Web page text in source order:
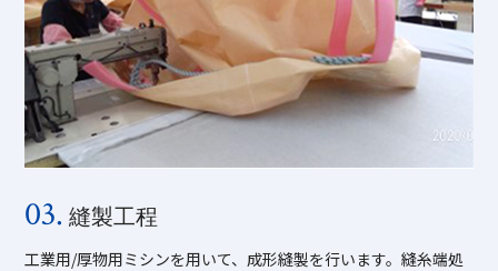
03. 縫製工程
工業用/厚物用ミシンを用いて、成形縫製を行います。縫糸端処